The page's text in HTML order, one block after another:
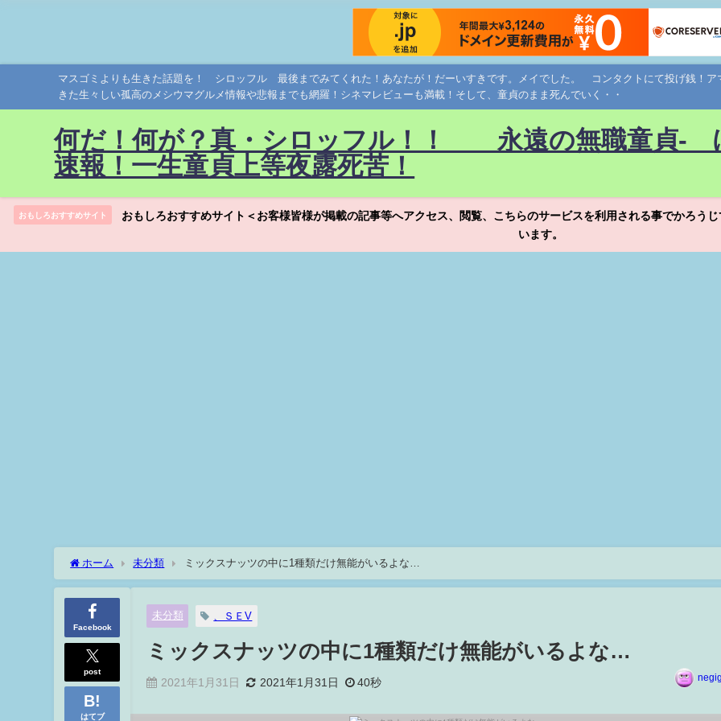
マスゴミよりも生きた話題を！ シロッフル 最後までみてくれた！あなたが！だーいすきです。メイでした。 コンタクトにて投げ銭！
きた生々しい孤高のメシウマグルメ情報や悲報までも網羅！シネマレビューも満載！そして、童貞のまま死んでいく・・
何だ！何が？真・シロッフル！！ 永遠の無職童貞-
速報！一生童貞上等夜露死苦！
おもしろおすすめサイト
おもしろおすすめサイト＜お客様皆様が掲載の記事等へアクセス、閲覧、こちらのサービスを利用される事でかろう
います。
ホーム 未分類 ミックスナッツの中に1種類だけ無能がいるよな…
Facebook
post
はてブ
未分類 、ＳＥV
ミックスナッツの中に1種類だけ無能がいるよな…
2021年1月31日 2021年1月31日 40秒